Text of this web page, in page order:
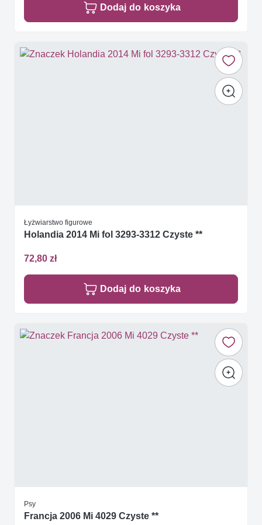
Dodaj do koszyka
Łyżwiarstwo figurowe
Holandia 2014 Mi fol 3293-3312 Czyste **
72,80 zł
Dodaj do koszyka
Psy
Francja 2006 Mi 4029 Czyste **